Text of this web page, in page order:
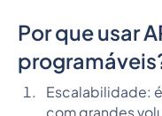
Por que usar
Escalabilidade: